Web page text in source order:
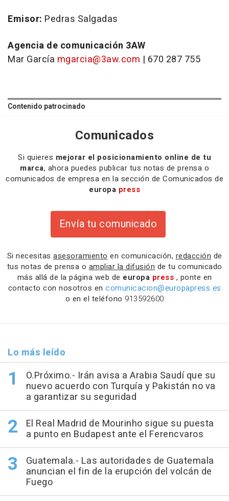
Emisor: Pedras Salgadas
Agencia de comunicación 3AW
Mar García mgarcia@3aw.com | 670 287 755
Contenido patrocinado
Comunicados
Si quieres mejorar el posicionamiento online de tu
marca, ahora puedes publicar tus notas de prensa o
comunicados de empresa en la sección de Comunicados de
europa press
Envía tu comunicado
Si necesitas asesoramiento en comunicación, redacción de
tus notas de prensa o ampliar la difusión de tu comunicado
más allá de la página web de europa press , ponte en
contacto con nosotros en comunicacion@europapress.es
o en el teléfono 913592600
Lo más leído
O.Próximo.- Irán avisa a Arabia Saudí que su
nuevo acuerdo con Turquía y Pakistán no va
a garantizar su seguridad
El Real Madrid de Mourinho sigue su puesta
a punto en Budapest ante el Ferencvaros
Guatemala.- Las autoridades de Guatemala
anuncian el fin de la erupción del volcán de
Fuego